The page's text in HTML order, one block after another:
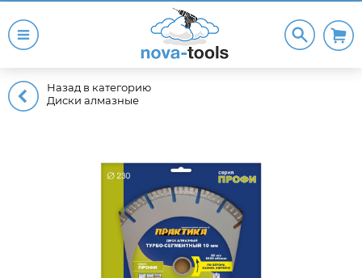
Назад в категорию
Диски алмазные